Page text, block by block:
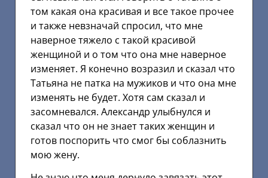
том какая она красивая и все такое прочее
и также невзначай спросил, что мне
наверное тяжело с такой красивой
женщиной и о том что она мне наверное
изменяет. Я конечно возразил и сказал что
Татьяна не патка на мужиков и что она мне
изменять не будет. Хотя сам сказал и
засомневался. Александр улыбнулся и
сказал что он не знает таких женщин и
готов поспорить что смог бы соблазнить
мою жену.